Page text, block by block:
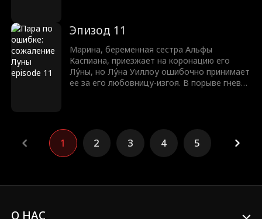
семья Брукс жаждет мести.
Эпизод 11
Марина, беременная сестра Альфы
Каспиана, приезжает на коронацию его
Лу́ны, но Лу́на Уиллоу ошибочно принимает
ее за его любовницу-изгоя. В порыве гнева,
1 2 3 4 5
О НАС